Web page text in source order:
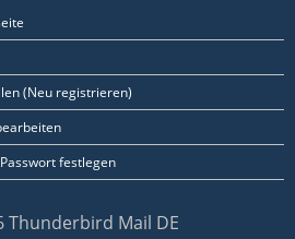
(Neu registrieren)
festlegen
Thunderbird Mail DE